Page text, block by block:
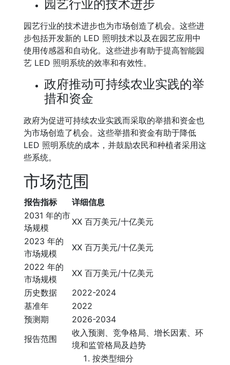
园艺行业的技术进步
园艺行业的技术进步也为市场创造了机会。这些进
步包括开发新的 LED 照明技术以及在园艺应用中
使用传感器和自动化。这些进步有助于提高智能园
艺 LED 照明系统的效率和有效性。
政府推动可持续农业实践的举
措和资金
政府为促进可持续农业实践而采取的举措和资金也
为市场创造了机会。这些举措和资金有助于降低
LED 照明系统的成本，并鼓励农民和种植者采用这
些系统。
市场范围
报告指标
详细信息
2031 年的市
场规模
XX 百万美元/十亿美元
2023 年的
市场规模
XX 百万美元/十亿美元
2022 年的
市场规模
XX 百万美元/十亿美元
历史数据
2022-2024
基准年
2022
预测期
2026-2034
报告范围
收入预测、竞争格局、增长因素、环
境和监管格局及趋势
按类型细分